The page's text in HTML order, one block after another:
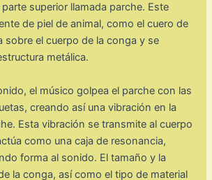
superior llamada parche. Este
de piel de animal, como el cuero de
sobre el cuerpo de la conga y se
metálica.
el músico golpea el parche con las
creando así una vibración en la
Esta vibración se transmite al cuerpo
como una caja de resonancia,
forma al sonido. El tamaño y la
la conga, así como el tipo de material